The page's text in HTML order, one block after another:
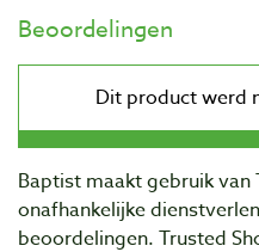
Beoordelingen
Baptist maakt gebruik van
onafhankelijke
beoordelingen. Trusted